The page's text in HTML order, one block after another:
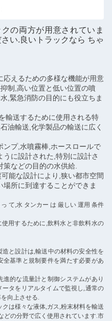
の両方が用意されていま
い.良いトラックなら ちゃ
応えるための多様な機能が用意
制,高い位置と低い位置の噴
,緊急消防の目的にも役立ちま
輸送するために使用される特
油輸送,化学製品の輸送に広く
ンプ,水噴霧棒,ホースロールで
に設計された,特別に設計さ
などの目的の水供給.
能な設計により,狭い都市空間
所に到達することができま
て,水 タンカー は 厳しい 運用 条件
用するために,飲料水と非飲料水の
と設計は,輸送中の材料の安全性を
基準と規制要件を満たす必要があ
的な流量計と制御システムがあり
タをリアルタイムで監視し,通常の
向上させる.
は様々な液体,ガス,粉末材料を輸送
どの分野で広く使用されています.市